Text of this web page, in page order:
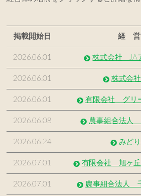
掲載開始日 経
2026.06.01 株式会社 JA
2026.06.01 株式会
2026.06.01 有限会社 グリ
2026.06.08 農事組合法人
2026.06.24 みど
2026.07.01 有限会社 旭ヶ丘
2026.07.01 農事組合法人